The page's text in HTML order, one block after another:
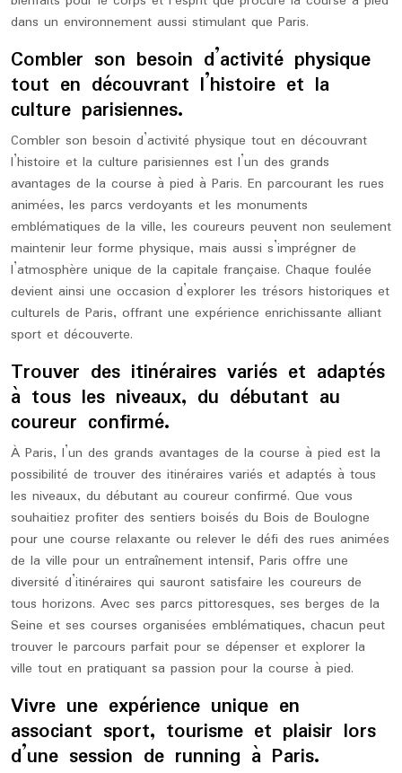
dans un environnement aussi stimulant que Paris.
Combler son besoin d’activité physique
tout en découvrant l’histoire et la
culture parisiennes.
Combler son besoin d’activité physique tout en découvrant
l’histoire et la culture parisiennes est l’un des grands
avantages de la course à pied à Paris. En parcourant les rues
animées, les parcs verdoyants et les monuments
emblématiques de la ville, les coureurs peuvent non seulement
maintenir leur forme physique, mais aussi s’imprégner de
l’atmosphère unique de la capitale française. Chaque foulée
devient ainsi une occasion d’explorer les trésors historiques et
culturels de Paris, offrant une expérience enrichissante alliant
sport et découverte.
Trouver des itinéraires variés et adaptés
à tous les niveaux, du débutant au
coureur confirmé.
À Paris, l’un des grands avantages de la course à pied est la
possibilité de trouver des itinéraires variés et adaptés à tous
les niveaux, du débutant au coureur confirmé. Que vous
souhaitiez profiter des sentiers boisés du Bois de Boulogne
pour une course relaxante ou relever le défi des rues animées
de la ville pour un entraînement intensif, Paris offre une
diversité d’itinéraires qui sauront satisfaire les coureurs de
tous horizons. Avec ses parcs pittoresques, ses berges de la
Seine et ses courses organisées emblématiques, chacun peut
trouver le parcours parfait pour se dépenser et explorer la
ville tout en pratiquant sa passion pour la course à pied.
Vivre une expérience unique en
associant sport, tourisme et plaisir lors
d’une session de running à Paris.